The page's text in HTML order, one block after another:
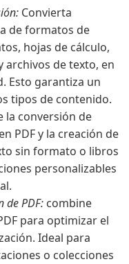
Convierta
de formatos de
hojas de cálculo,
archivos de texto, en
Esto garantiza un
tipos de contenido.
la conversión de
PDF y la creación de
sin formato o libros
personalizables
de PDF: combine
para optimizar el
Ideal para
o colecciones